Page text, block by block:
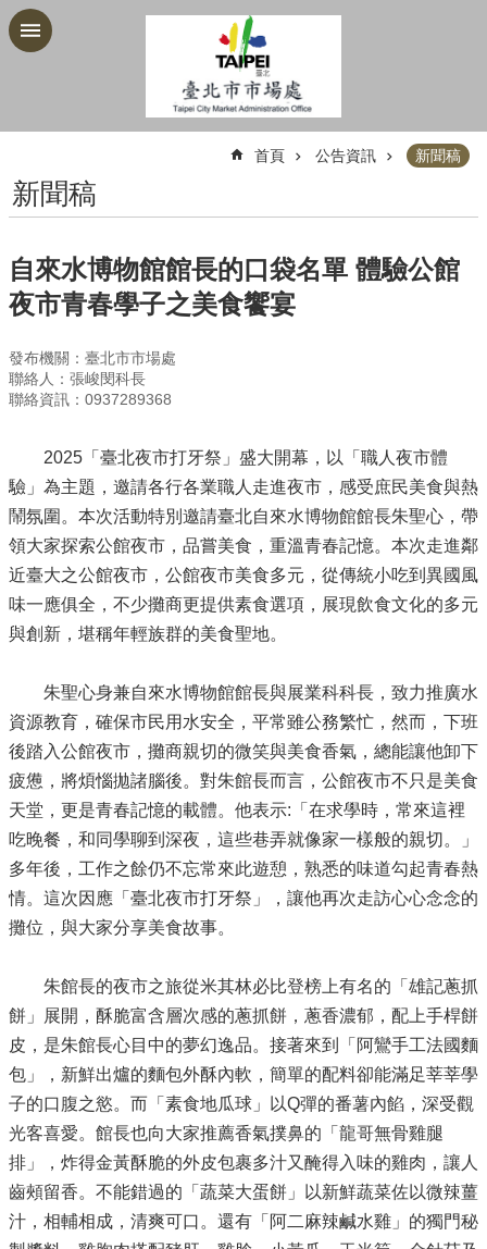
跳到主要內容區塊
首頁 公告資訊 新聞稿
新聞稿
自來水博物館館長的口袋名單 體驗公館
夜市青春學子之美食饗宴
發布機關：臺北市市場處
聯絡人：張峻閔科長
聯絡資訊：0937289368
2025「臺北夜市打牙祭」盛大開幕，以「職人夜市體
驗」為主題，邀請各行各業職人走進夜市，感受庶民美食與熱
鬧氛圍。本次活動特別邀請臺北自來水博物館館長朱聖心，帶
領大家探索公館夜市，品嘗美食，重溫青春記憶。本次走進鄰
近臺大之公館夜市，公館夜市美食多元，從傳統小吃到異國風
味一應俱全，不少攤商更提供素食選項，展現飲食文化的多元
與創新，堪稱年輕族群的美食聖地。
朱聖心身兼自來水博物館館長與展業科科長，致力推廣水
資源教育，確保市民用水安全，平常雖公務繁忙，然而，下班
後踏入公館夜市，攤商親切的微笑與美食香氣，總能讓他卸下
疲憊，將煩惱拋諸腦後。對朱館長而言，公館夜市不只是美食
天堂，更是青春記憶的載體。他表示:「在求學時，常來這裡
吃晚餐，和同學聊到深夜，這些巷弄就像家一樣般的親切。」
多年後，工作之餘仍不忘常來此遊憩，熟悉的味道勾起青春熱
情。這次因應「臺北夜市打牙祭」，讓他再次走訪心心念念的
攤位，與大家分享美食故事。
朱館長的夜市之旅從米其林必比登榜上有名的「雄記蔥抓
餅」展開，酥脆富含層次感的蔥抓餅，蔥香濃郁，配上手桿餅
皮，是朱館長心目中的夢幻逸品。接著來到「阿鸞手工法國麵
包」，新鮮出爐的麵包外酥內軟，簡單的配料卻能滿足莘莘學
子的口腹之慾。而「素食地瓜球」以Q彈的番薯內餡，深受觀
光客喜愛。館長也向大家推薦香氣撲鼻的「龍哥無骨雞腿
排」，炸得金黃酥脆的外皮包裹多汁又醃得入味的雞肉，讓人
齒頰留香。不能錯過的「蔬菜大蛋餅」以新鮮蔬菜佐以微辣薑
汁，相輔相成，清爽可口。還有「阿二麻辣鹹水雞」的獨門秘